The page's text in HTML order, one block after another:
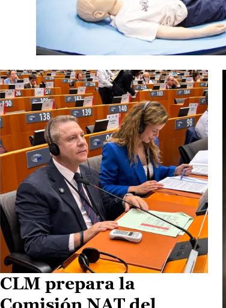
CLM prepara la